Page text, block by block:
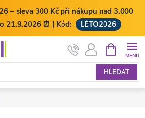
– sleva 300 Kč při nákupu nad 3.000
21.9.2026 ⏰ | Kód:
LÉTO2026
HLEDAT
NÁKUPNÍ
KOŠÍK